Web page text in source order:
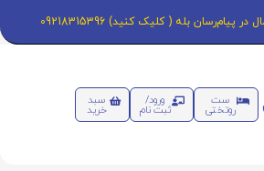
پیام‌رسان بله ( کلیک کنید) 09218315396
ست
روتختی
ورود/
ثبت نام
سبد
خرید